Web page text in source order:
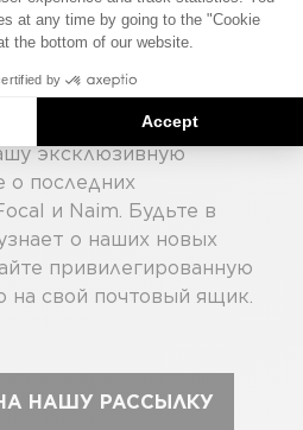
К
эксклюзивную
о последних
и Naim. Будьте в
о наших новых
привилегированную
свой почтовый ящик.
НАШУ РАССЫЛКУ